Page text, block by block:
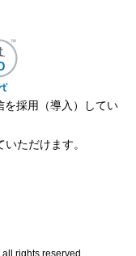
か？
採用（導入）してい
ただけます。